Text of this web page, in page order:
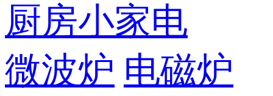
厨房小家电
微波炉 电磁炉